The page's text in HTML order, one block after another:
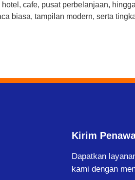
cafe, pusat perbelanjaan,
biasa, tampilan modern, serta
Kirim
Dapatkan
kami dengan